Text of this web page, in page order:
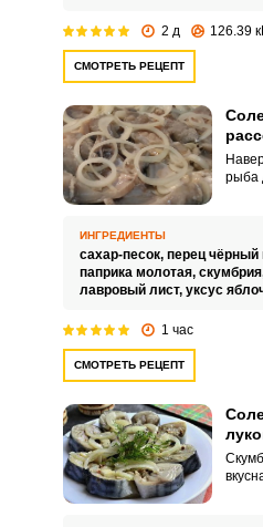
2 д 126.39
СМОТРЕТЬ РЕЦЕПТ
рыба
всей
ИНГРЕДИЕНТЫ
сахар-песок, перец чёрный
паприка молотая,
лавровый лист, уксус
1 час
СМОТРЕТЬ РЕЦЕПТ